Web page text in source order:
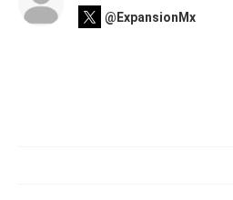
@ExpansionMx